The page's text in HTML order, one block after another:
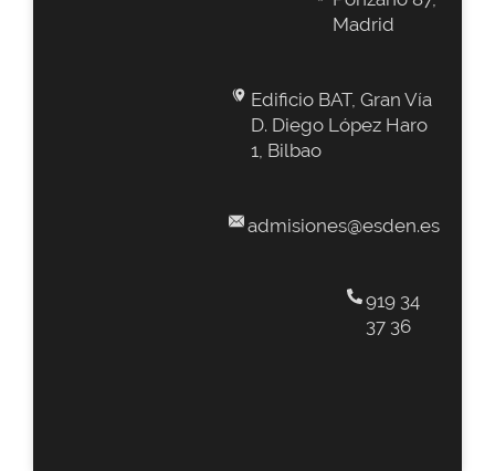
Madrid
Edificio BAT, Gran Vía
D. Diego López Haro
1, Bilbao
admisiones@esden.es
919 34
37 36